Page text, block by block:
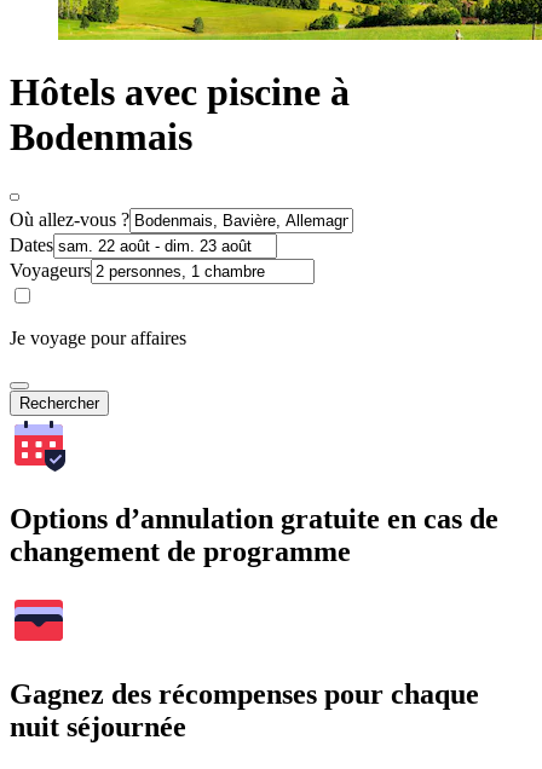
Hôtels avec piscine à
Bodenmais
Où allez-vous ?
Dates
Voyageurs
Je voyage pour affaires
Rechercher
Options d’annulation gratuite en cas de
changement de programme
Gagnez des récompenses pour chaque
nuit séjournée